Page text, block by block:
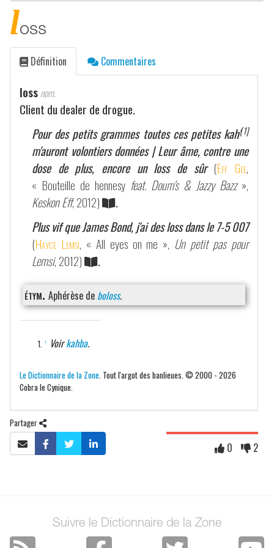
loss
Définition Commentaires
loss nom.
Client du dealer de drogue.
Pour des petits grammes toutes ces petites kah'[1]
m'auront volontiers données | Leur âme, contre une
dose de plus, encore un loss de sûr (Eff Gee,
« Bouteille de hennesy feat. Doum's & Jazzy Bazz»,
Keskon Eff, 2012)
.
Plus vif que James Bond, j'ai des loss dans le 7-5 007
(Hayce Lemsi, « All eyes on me », Un petit pas pour
Lemsi, 2012)
.
étym. Aphérèse de boloss.
↑ Voirkahba.
Le Dictionnaire de la Zone . Tout l'argot des banlieues. © 2000 - 2026
Cobra le Cynique.
Partager
0 2
Suivre le Dictionnaire de la Zone